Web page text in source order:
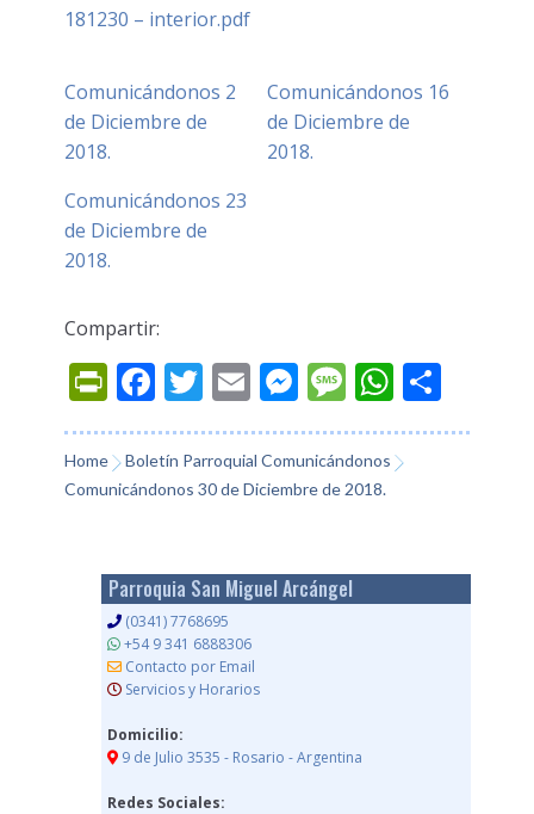
181230 – interior.pdf
Comunicándonos 2
de Diciembre de
2018.
Comunicándonos 16
de Diciembre de
2018.
Comunicándonos 23
de Diciembre de
2018.
Compartir:
Prin
endl
y
Fac
ok
Twi
Ema
Mes
ger
Mes
e
Wh
App
Home
Boletín Parroquial Comunicándonos
Comunicándonos 30 de Diciembre de 2018.
Parroquia San Miguel Arcángel
(0341) 7768695
+54 9 341 6888306
Contacto por Email
Servicios y Horarios
Domicilio:
9 de Julio 3535 - Rosario - Argentina
Redes Sociales: